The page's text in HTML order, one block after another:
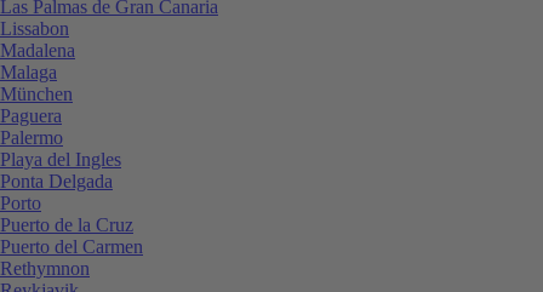
Las Palmas de Gran Canaria
Lissabon
Madalena
Malaga
München
Paguera
Palermo
Playa del Ingles
Ponta Delgada
Porto
Puerto de la Cruz
Puerto del Carmen
Rethymnon